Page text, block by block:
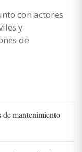
con actores
y
de
mantenimiento